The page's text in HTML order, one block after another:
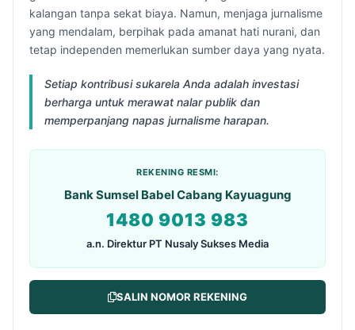
kalangan tanpa sekat biaya. Namun, menjaga jurnalisme
yang mendalam, berpihak pada amanat hati nurani, dan
tetap independen memerlukan sumber daya yang nyata.
Setiap kontribusi sukarela Anda adalah investasi
berharga untuk merawat nalar publik dan
memperpanjang napas jurnalisme harapan.
REKENING RESMI:
Bank Sumsel Babel Cabang Kayuagung
1480 9013 983
a.n. Direktur PT Nusaly Sukses Media
SALIN NOMOR REKENING